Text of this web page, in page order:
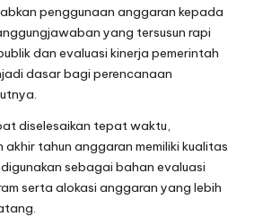
penggunaan anggaran kepada
yang tersusun rapi
dan evaluasi kinerja pemerintah
dasar bagi perencanaan
diselesaikan tepat waktu,
tahun anggaran memiliki kualitas
sebagai bahan evaluasi
serta alokasi anggaran yang lebih